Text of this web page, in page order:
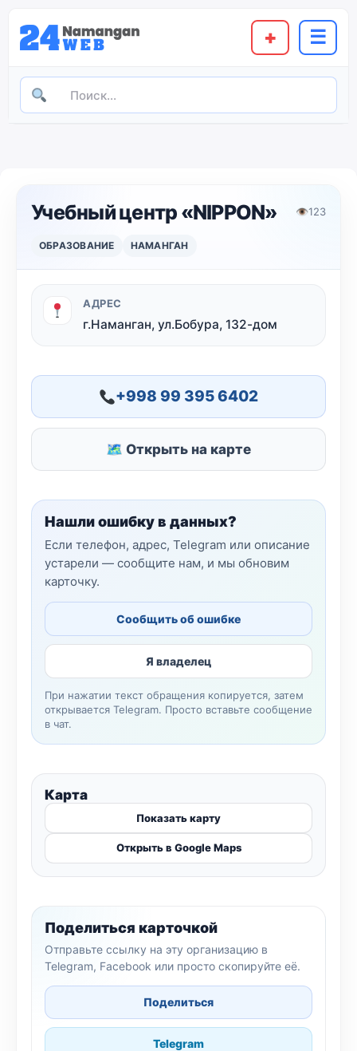
+ ☰
Учебный центр «NIPPON» 👁123
ОБРАЗОВАНИЕ НАМАНГАН
АДРЕС
г.Наманган, ул.Бобура, 132-дом
+998 99 395 6402
🗺 Открыть на карте
Нашли ошибку в данных?
Если телефон, адрес, Telegram или описание
устарели — сообщите нам, и мы обновим
карточку.
Сообщить об ошибке
Я владелец
При нажатии текст обращения копируется, затем
открывается Telegram. Просто вставьте сообщение
в чат.
Карта
Показать карту
Открыть в Google Maps
Поделиться карточкой
Отправьте ссылку на эту организацию в
Telegram, Facebook или просто скопируйте её.
Поделиться
Telegram